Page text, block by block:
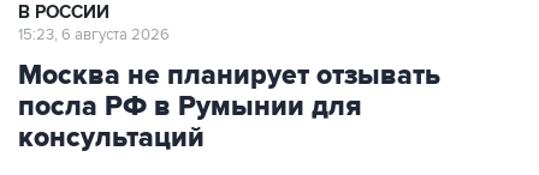
В РОССИИ
15:23, 6 августа 2026
Москва не планирует отзывать
посла РФ в Румынии для
консультаций